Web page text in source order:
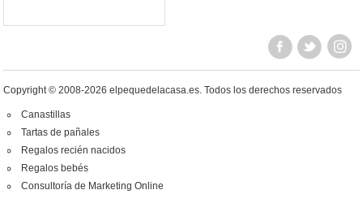
Copyright © 2008-2026 elpequedelacasa.es.Todos los derechos reservados
Canastillas
Tartas de pañales
Regalos recién nacidos
Regalos bebés
Consultoría de Marketing Online